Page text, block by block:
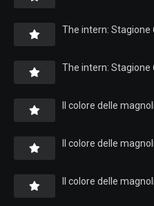
The intern: Stagione
The intern: Stagione
Il colore delle
Il colore delle
Il colore delle